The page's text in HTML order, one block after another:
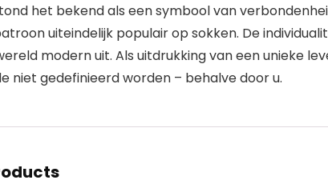
het bekend als een symbool van
uiteindelijk populair op sokken. De
modern uit. Als uitdrukking van een unieke
niet gedefinieerd worden – behalve door u.